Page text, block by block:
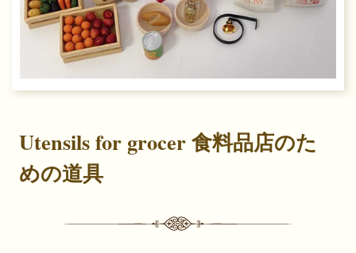
Utensils for grocer 食料品店のた
めの道具